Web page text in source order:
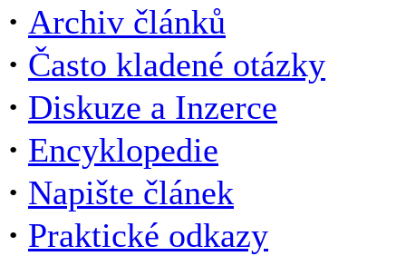
· Archiv článků
· Často kladené otázky
· Diskuze a Inzerce
· Encyklopedie
· Napište článek
· Praktické odkazy